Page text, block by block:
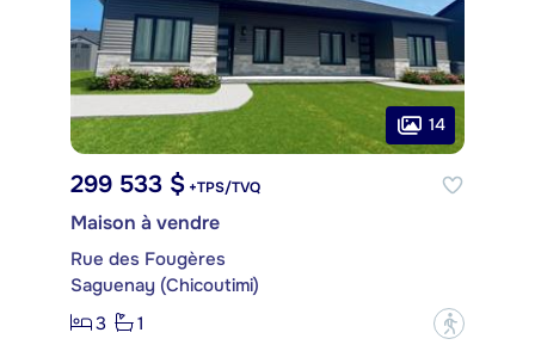
14
299 533 $ +TPS/TVQ
Maison à vendre
Rue des Fougères
Saguenay (Chicoutimi)
3
1 ?